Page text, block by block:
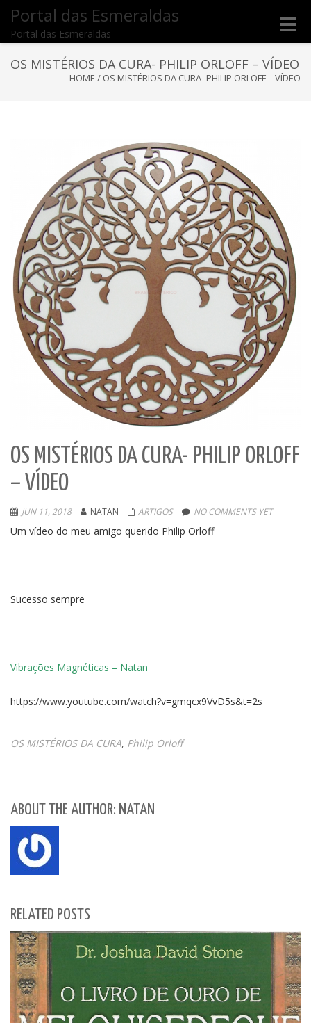
Portal das Esmeraldas
Portal das Esmeraldas
Toggle
OS MISTÉRIOS DA CURA- PHILIP ORLOFF – VÍDEO
HOME / OS MISTÉRIOS DA CURA- PHILIP ORLOFF – VÍDEO
OS MISTÉRIOS DA CURA- PHILIP ORLOFF
– VÍDEO
JUN 11, 2018 NATAN ARTIGOS NO COMMENTS YET
Um vídeo do meu amigo querido Philip Orloff
Sucesso sempre
Vibrações Magnéticas – Natan
https://www.youtube.com/watch?v=gmqcx9VvD5s&t=2s
OS MISTÉRIOS DA CURA Philip Orloff
ABOUT THE AUTHOR: NATAN
RELATED POSTS